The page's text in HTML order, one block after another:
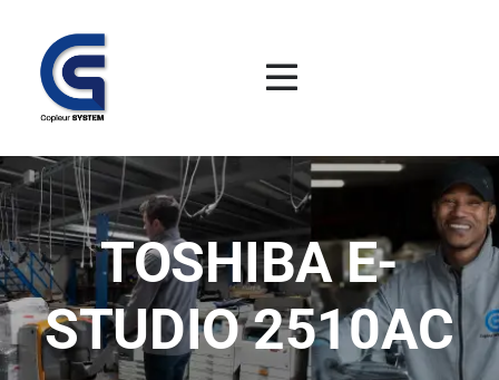
TOSHIBA E-
STUDIO 2510AC